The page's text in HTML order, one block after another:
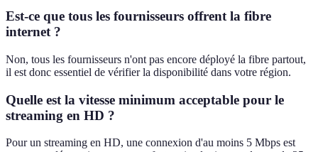
Est-ce que tous les fournisseurs offrent la fibre
internet ?
Non, tous les fournisseurs n'ont pas encore déployé la fibre partout,
il est donc essentiel de vérifier la disponibilité dans votre région.
Quelle est la vitesse minimum acceptable pour le
streaming en HD ?
Pour un streaming en HD, une connexion d'au moins 5 Mbps est